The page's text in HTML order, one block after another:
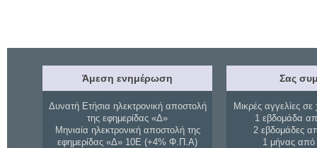
Άμεση ενημέρωση
Δυνατή Ετήσια ηλεκτρονική αποστολή
της εφημερίδας «Δ»
Μηνιαία ηλεκτρονική αποστολή της
εφημερίδας «Δ» 10Ε (+4% Φ.Π.Α)
Σας
Μικρές αγγελίες σε
1 εβδομάδα
2 εβδομάδες
1 μήνας